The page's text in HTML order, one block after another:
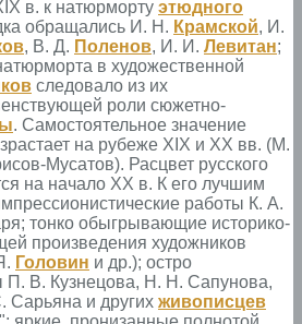
в. к натюрморту этюдного
обращались И. Н. Крамской, И.
, В. Д. Поленов, И. И. Левитан;
в художественной
следовало из их
роли сюжетно-
. Самостоятельное значение
на рубеже XIX и XX вв. (М.
Мусатов). Расцвет русского
на начало XX в. К его лучшим
работы К. А.
тонко обыгрывающие историко-
произведения художников
Головин и др.); остро
П. В. Кузнецова, Н. Н. Сапунова,
и других живописцев